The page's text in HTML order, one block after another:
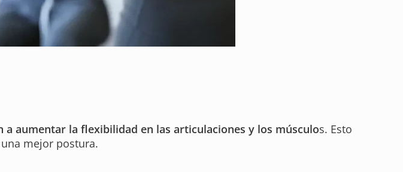
a aumentar la flexibilidad en las articulaciones y los músculos. Esto
mejor postura.